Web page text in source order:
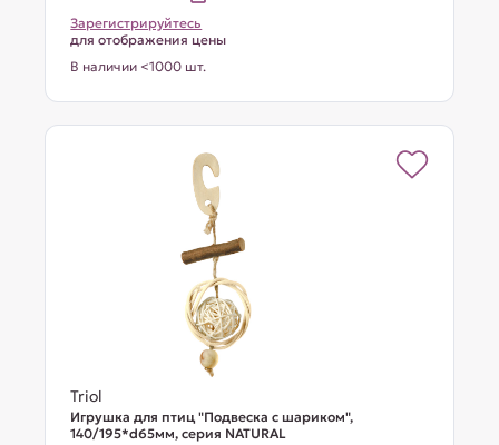
Зарегистрируйтесь
для отображения цены
В наличии <1000 шт.
Triol
Игрушка для птиц "Подвеска с шариком",
140/195*d65мм, серия NATURAL